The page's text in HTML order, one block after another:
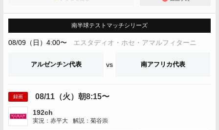
南半球テストマッチシリーズ
08/09（日）4:00〜 エスタディオ・ホセ・アマルフィターニ
アルゼンチン代表 vs 南アフリカ代表
録画 08/11（火）朝8:15〜
192ch
実況：赤平大 解説：菊谷崇